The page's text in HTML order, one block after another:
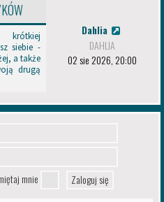
krótkiej
siebie -
a także
drugą
Dahlia
DAHLIA
02 sie 2026, 20:00
mnie